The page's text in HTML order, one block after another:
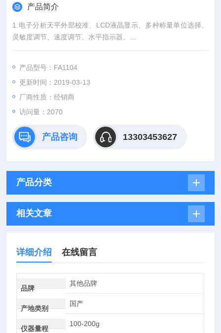
产品简介
1.电子分析天平外部校准、LCD液晶显示、多种称量单位选择、
灵敏度调节、速度调节、水平指示器。
2.称量单位转换（克、克拉、盎司）、过载报警、全量程去皮
产品型号：FA1104
更新时间：2019-03-13
厂商性质：经销商
访问量：2070
产品咨询 13303453627
产品分类
相关文章
详细介绍 在线留言
品牌
其他品牌
产地类别
国产
仪器量程
100-200g